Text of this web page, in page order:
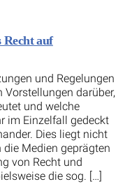
Recht auf
und Regelungen
Vorstellungen darüber,
und welche
im Einzelfall gedeckt
Dies liegt nicht
Medien geprägten
von Recht und
die sog. […]